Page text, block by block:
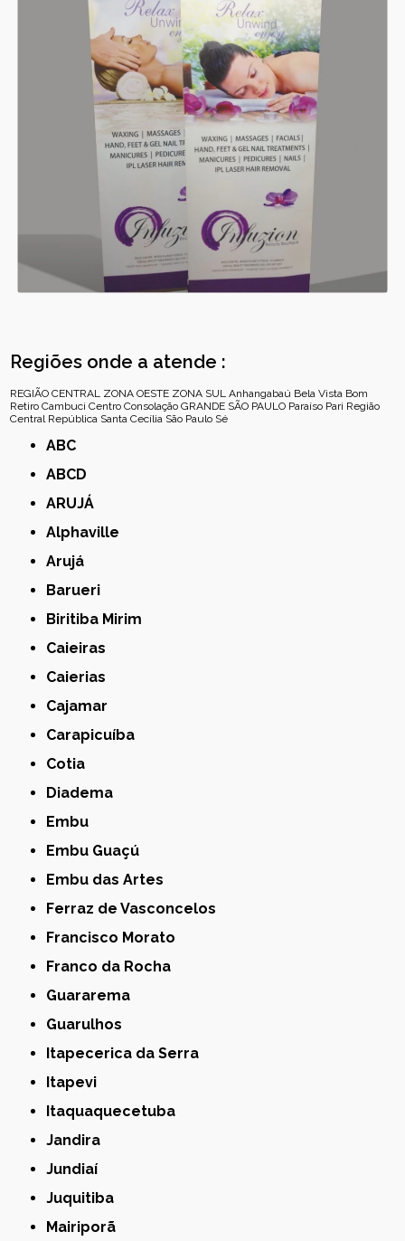
Regiões onde a atende :
REGIÃO CENTRAL ZONA OESTE ZONA SUL Anhangabaú Bela Vista Bom
Retiro Cambuci Centro Consolação GRANDE SÃO PAULO Paraíso Pari Região
Central República Santa Cecília São Paulo Sé
ABC
ABCD
ARUJÁ
Alphaville
Arujá
Barueri
Biritiba Mirim
Caieiras
Caierias
Cajamar
Carapicuíba
Cotia
Diadema
Embu
Embu Guaçú
Embu das Artes
Ferraz de Vasconcelos
Francisco Morato
Franco da Rocha
Guararema
Guarulhos
Itapecerica da Serra
Itapevi
Itaquaquecetuba
Jandira
Jundiaí
Juquitiba
Mairiporã